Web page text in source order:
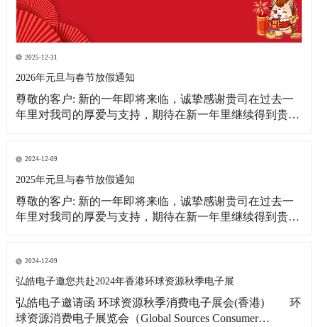
2025-12-31
2026年元旦与春节放假通知
尊敬的客户: 新的一年即将来临，诚挚感谢贵司在过去一
年里对我司的厚爱与支持，期待在新一年里继续得到贵司
单需求，提前做好春节期间物料准备工作，现将我司放假
相关事宜通知如下: 1、元旦放假
2024-12-09
2025年元旦与春节放假通知
尊敬的客户: 新的一年即将来临，诚挚感谢贵司在过去一
年里对我司的厚爱与支持，期待在新一年里继续得到贵司
求，提前做好春节期间物料准备工作，现将我司放假相关
事宜通知如下: 1、元旦放假时间：2025
2024-12-09
弘皓电子邀您共赴2024年香港环球资源秋季电子展
弘皓电子邀请函 环球资源秋季消费电子展会(香港) 环
球资源消费电子展览会（Global Sources Consumer